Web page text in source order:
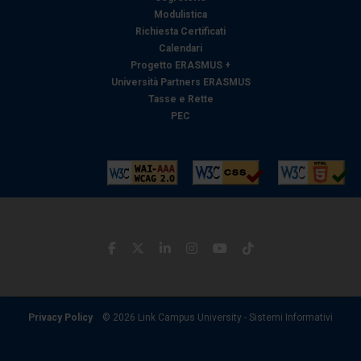
raccolto dal suo utilizzo dei loro servizi.
Modulistica
Richiesta Certificati
Calendari
Progetto ERASMUS +
Università Partners ERASMUS
Tasse e Rette
PEC
Privacy Policy © 2026 Link Campus University - Sistemi Informativi